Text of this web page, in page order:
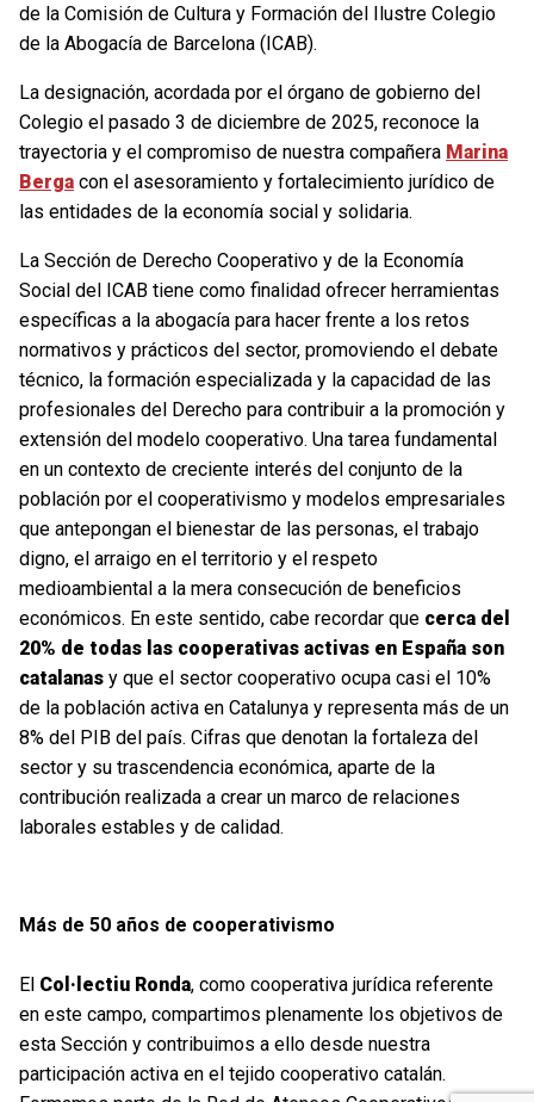
de la Comisión de Cultura y Formación del Ilustre Colegio
de la Abogacía de Barcelona (ICAB).
La designación, acordada por el órgano de gobierno del
Colegio el pasado 3 de diciembre de 2025, reconoce la
trayectoria y el compromiso de nuestra compañera Marina
Berga con el asesoramiento y fortalecimiento jurídico de
las entidades de la economía social y solidaria.
La Sección de Derecho Cooperativo y de la Economía
Social del ICAB tiene como finalidad ofrecer herramientas
específicas a la abogacía para hacer frente a los retos
normativos y prácticos del sector, promoviendo el debate
técnico, la formación especializada y la capacidad de las
profesionales del Derecho para contribuir a la promoción y
extensión del modelo cooperativo. Una tarea fundamental
en un contexto de creciente interés del conjunto de la
población por el cooperativismo y modelos empresariales
que antepongan el bienestar de las personas, el trabajo
digno, el arraigo en el territorio y el respeto
medioambiental a la mera consecución de beneficios
económicos. En este sentido, cabe recordar que cerca del
20% de todas las cooperativas activas en España son
catalanas y que el sector cooperativo ocupa casi el 10%
de la población activa en Catalunya y representa más de un
8% del PIB del país. Cifras que denotan la fortaleza del
sector y su trascendencia económica, aparte de la
contribución realizada a crear un marco de relaciones
laborales estables y de calidad.
Más de 50 años de cooperativismo
El Col·lectiu Ronda, como cooperativa jurídica referente
en este campo, compartimos plenamente los objetivos de
esta Sección y contribuimos a ello desde nuestra
participación activa en el tejido cooperativo catalán.